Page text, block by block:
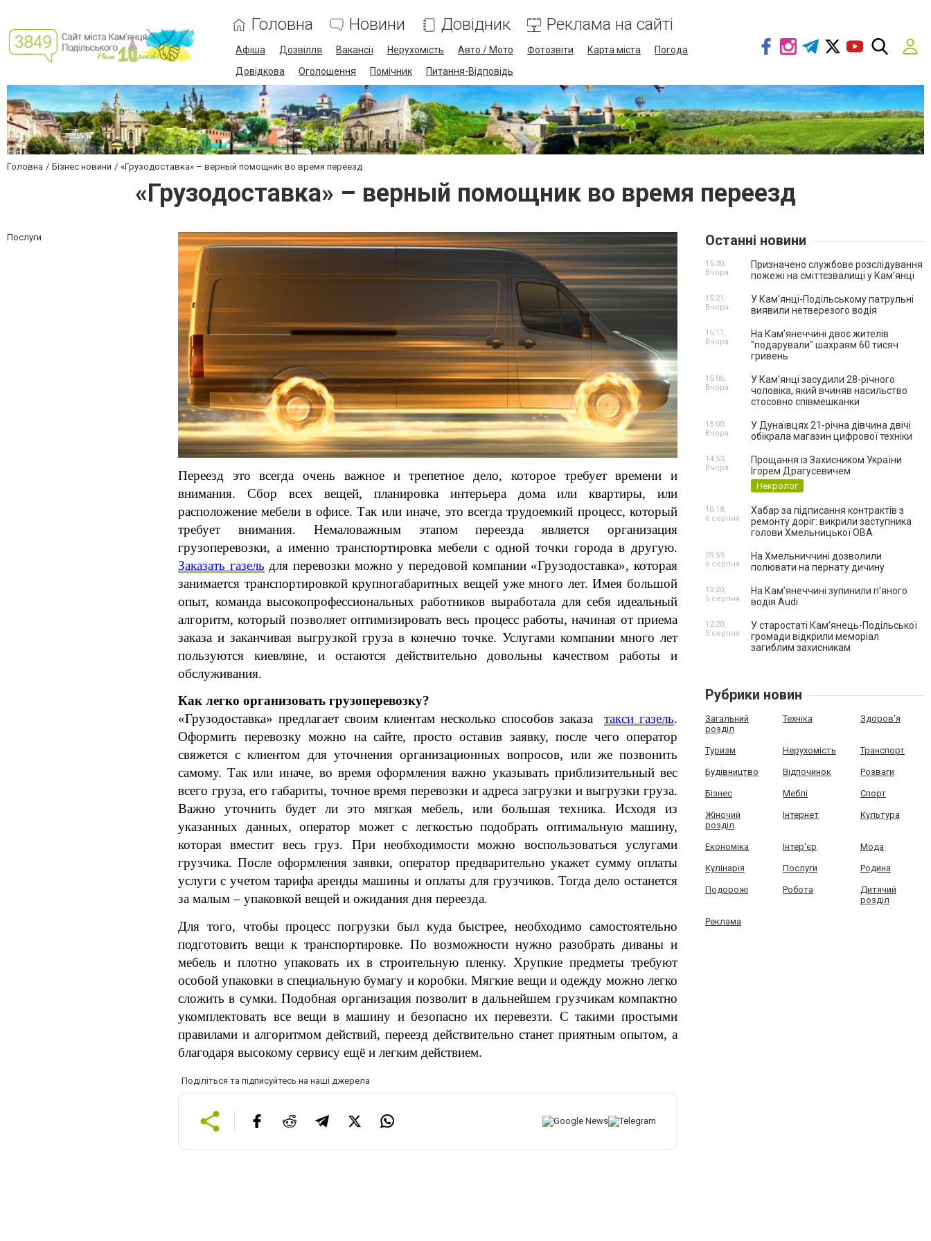
Головна Новини Довідник Реклама на сайті
Афіша Дозвілля Вакансії Нерухомість Авто / Мото Фотозвіти Карта міста
Погода
Довідкова
Оголошення Помічник Питання-Відповідь
Головна Бізнес новини «Грузодоставка» – верный помощник во время переезд
«Грузодоставка» – верный помощник во время переезд
Послуги
Переезд это всегда очень важное и трепетное дело, которое требует времени и
внимания. Сбор всех вещей, планировка интерьера дома или квартиры, или
расположение мебели в офисе. Так или иначе, это всегда трудоемкий процесс, который
требует внимания. Немаловажным этапом переезда является организация
Заказать газель для перевозки можно у передовой компании «Грузодоставка», которая
занимается транспортировкой крупногабаритных вещей уже много лет. Имея большой
опыт, команда высокопрофессиональных работников выработала для себя идеальный
алгоритм, который позволяет оптимизировать весь процесс работы, начиная от приема
заказа и заканчивая выгрузкой груза в конечно точке. Услугами компании много лет
пользуются киевляне, и остаются действительно довольны качеством работы и
обслуживания.
Как легко организовать грузоперевозку?
«Грузодоставка» предлагает своим клиентам несколько способов заказа такси газель.
Оформить перевозку можно на сайте, просто оставив заявку, после чего оператор
свяжется с клиентом для уточнения организационных вопросов, или же позвонить
самому. Так или иначе, во время оформления важно указывать приблизительный вес
всего груза, его габариты, точное время перевозки и адреса загрузки и выгрузки груза.
Важно уточнить будет ли это мягкая мебель, или большая техника. Исходя из
указанных данных, оператор может с легкостью подобрать оптимальную машину,
которая вместит весь груз. При необходимости можно воспользоваться услугами
грузчика. После оформления заявки, оператор предварительно укажет сумму оплаты
услуги с учетом тарифа аренды машины и оплаты для грузчиков. Тогда дело останется
за малым – упаковкой вещей и ожидания дня переезда.
Для того, чтобы процесс погрузки был куда быстрее, необходимо самостоятельно
подготовить вещи к транспортировке. По возможности нужно разобрать диваны и
мебель и плотно упаковать их в строительную пленку. Хрупкие предметы требуют
особой упаковки в специальную бумагу и коробки. Мягкие вещи и одежду можно легко
сложить в сумки. Подобная организация позволит в дальнейшем грузчикам компактно
укомплектовать все вещи в машину и безопасно их перевезти. С такими простыми
правилами и алгоритмом действий, переезд действительно станет приятным опытом, а
благодаря высокому сервису ещё и легким действием.
Поділіться та підписуйтесь на наші джерела
Останні новини
Призначено службове розслідування
пожежі на сміттєзвалищі у Кам’янці
15:30,
Вчора
У Кам’янці-Подільському патрульні
виявили нетверезого водія
15:21,
Вчора
На Камʼянеччині двоє жителів
"подарували" шахраям 60 тисяч
гривень
15:11,
Вчора
У Камʼянці засудили 28-річного
чоловіка, який вчиняв насильство
стосовно співмешканки
15:06,
Вчора
У Дунаївцях 21-річна дівчина двічі
обікрала магазин цифрової техніки
15:00,
Вчора
Прощання із Захисником України
Ігорем Драгусевичем
Некролог
14:53,
Вчора
Хабар за підписання контрактів з
ремонту доріг: викрили заступника
голови Хмельницької ОВА
10:18,
6 серпня
На Хмельниччині дозволили
полювати на пернату дичину
09:59,
6 серпня
На Камʼянеччині зупинили п'яного
водія Audi
13:20,
5 серпня
У старостаті Кам’янець-Подільської
громади відкрили меморіал
загиблим захисникам
12:20,
5 серпня
Рубрики новин
Загальний
розділ
Техніка Здоров'я
Туризм Нерухомість Транспорт
Будівництво Відпочинок Розваги
Бізнес Меблі Спорт
Жіночий
розділ
Інтернет Культура
Економіка Інтер'єр Мода
Кулінарія Послуги Родина
Подорожі Робота
Дитячий
розділ
Реклама